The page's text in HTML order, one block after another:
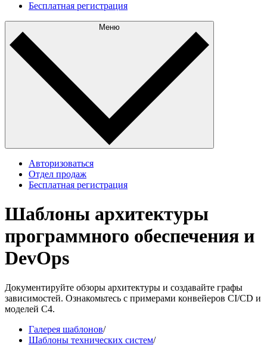
Бесплатная регистрация
Меню
Авторизоваться
Отдел продаж
Бесплатная регистрация
Шаблоны архитектуры
программного обеспечения и
DevOps
Документируйте обзоры архитектуры и создавайте графы
зависимостей. Ознакомьтесь с примерами конвейеров CI/CD и
моделей C4.
Галерея шаблонов/
Шаблоны технических систем/